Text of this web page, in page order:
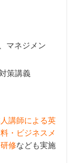
マネジメン
策講義
人講師による英
・ビジネスメ
修なども実施